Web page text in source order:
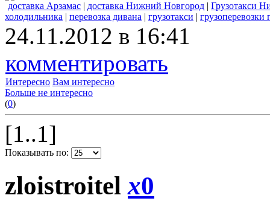
доставка Арзамас | доставка Нижний Новгород | Грузотакси
холодильника | перевозка дивана | грузотакси | грузоперевозки
24.11.2012 в 16:41
комментировать
Интересно Вам интересно
Больше не интересно
(0)
[1..1]
Показывать по:
zloistroitelx0